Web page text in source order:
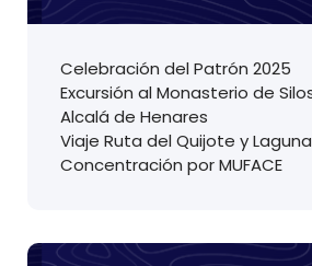
Celebración del Patrón 2025
Excursión al Monasterio de
Alcalá de Henares
Viaje Ruta del Quijote y
Concentración por MUFACE